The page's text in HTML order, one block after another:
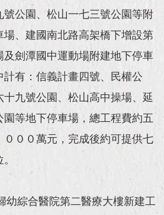
號公園、松山一七三號公園等附
場、建國南北路高架橋下增設第
及劍潭國中運動場附建地下停車
計有：信義計畫四號、民權公
十九號公園、松山高中操場、延
園等地下停車場，總工程費約五
０００萬元，完成後約可提供七
幼綜合醫院第二醫療大樓新建工